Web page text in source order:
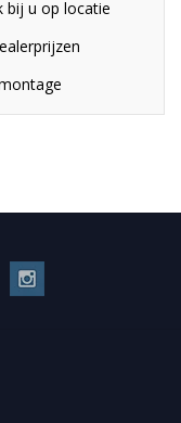
bij u op locatie